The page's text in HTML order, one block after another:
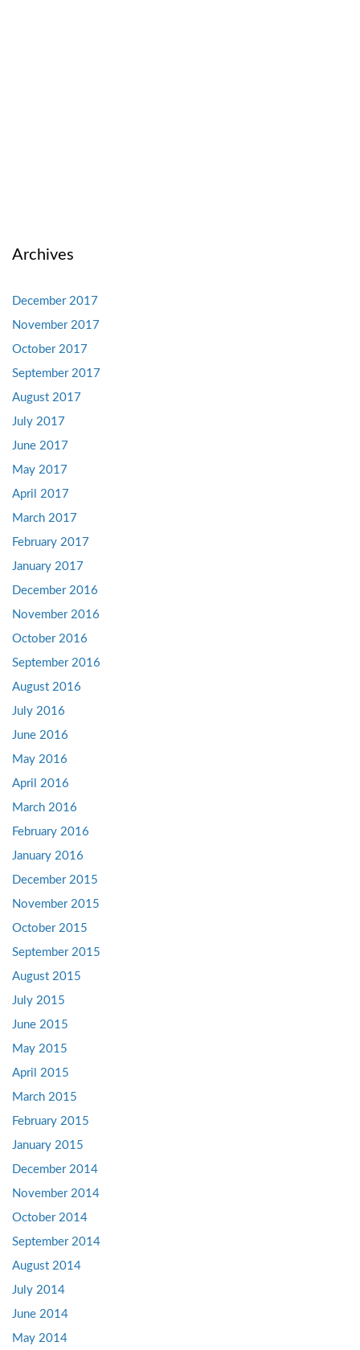
Archives
December 2017
November 2017
October 2017
September 2017
August 2017
July 2017
June 2017
May 2017
April 2017
March 2017
February 2017
January 2017
December 2016
November 2016
October 2016
September 2016
August 2016
July 2016
June 2016
May 2016
April 2016
March 2016
February 2016
January 2016
December 2015
November 2015
October 2015
September 2015
August 2015
July 2015
June 2015
May 2015
April 2015
March 2015
February 2015
January 2015
December 2014
November 2014
October 2014
September 2014
August 2014
July 2014
June 2014
May 2014